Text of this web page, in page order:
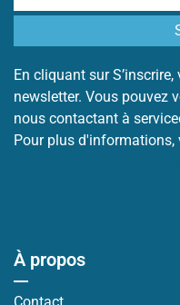
En cliquant sur
newsletter. Vous pouvez
nous contactant à
Pour plus d'informations,
À propos